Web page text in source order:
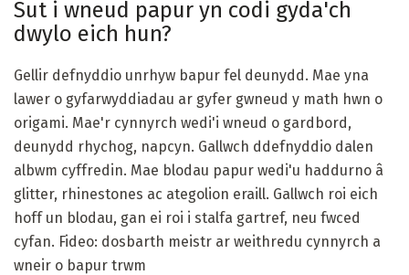
Sut i wneud papur yn codi gyda'ch
dwylo eich hun?
Gellir defnyddio unrhyw bapur fel deunydd. Mae yna
lawer o gyfarwyddiadau ar gyfer gwneud y math hwn o
origami. Mae'r cynnyrch wedi'i wneud o gardbord,
deunydd rhychog, napcyn. Gallwch ddefnyddio dalen
albwm cyffredin. Mae blodau papur wedi'u haddurno â
glitter, rhinestones ac ategolion eraill. Gallwch roi eich
hoff un blodau, gan ei roi i stalfa gartref, neu fwced
cyfan. Fideo: dosbarth meistr ar weithredu cynnyrch a
wneir o bapur trwm